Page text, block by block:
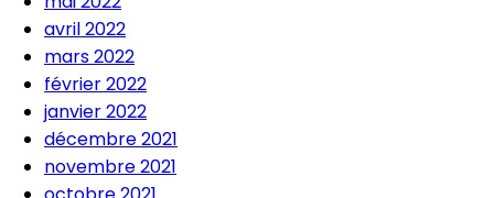
avril 2022
mars 2022
février 2022
janvier 2022
décembre 2021
novembre 2021